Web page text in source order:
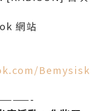
網站
Bemysisk